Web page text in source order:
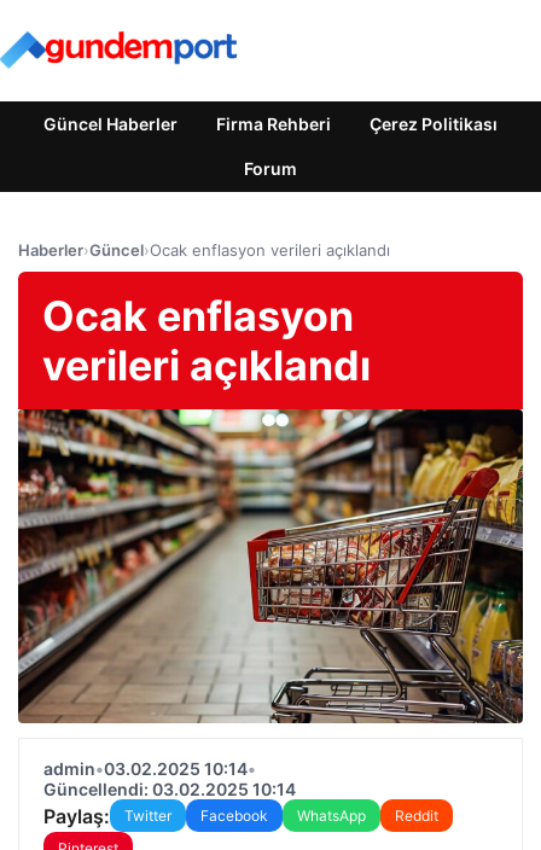
Güncel Haberler Firma Rehberi Çerez Politikası
Forum
Haberler›Güncel›Ocak enflasyon verileri açıklandı
Ocak enflasyon
verileri açıklandı
admin•03.02.2025 10:14•
Güncellendi: 03.02.2025 10:14
Paylaş: Twitter Facebook WhatsApp
Reddit